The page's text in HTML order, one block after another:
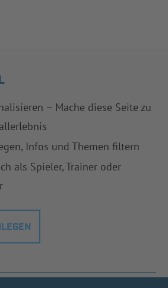
– Mache diese Seite zu
Infos und Themen filtern
als Spieler, Trainer oder